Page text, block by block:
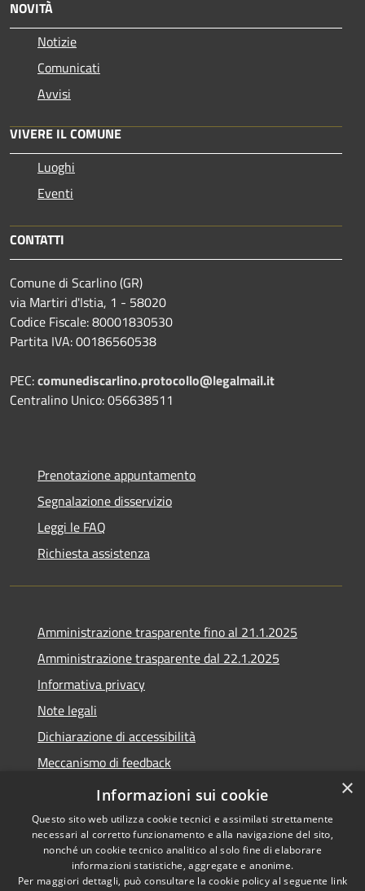
NOVITÀ
Notizie
Comunicati
Avvisi
VIVERE IL COMUNE
Luoghi
Eventi
CONTATTI
Comune di Scarlino (GR)
via Martiri d'Istia, 1 - 58020
Codice Fiscale: 80001830530
Partita IVA: 00186560538
PEC:comunediscarlino.protocollo@legalmail.it
Centralino Unico: 056638511
Prenotazione appuntamento
Segnalazione disservizio
Leggi le FAQ
Richiesta assistenza
Amministrazione trasparente fino al 21.1.2025
Amministrazione trasparente dal 22.1.2025
Informativa privacy
Note legali
Dichiarazione di accessibilità
Meccanismo di feedback
Whistleblowing
Copyright © 2020 •
×
Informazioni sui cookie
Questo sito web utilizza cookie tecnici e assimilati strettamente
necessari al corretto funzionamento e alla navigazione del sito,
nonché un cookie tecnico analitico al solo fine di elaborare
informazioni statistiche, aggregate e anonime.
Per maggiori dettagli, può consultare la cookie policy al seguente link